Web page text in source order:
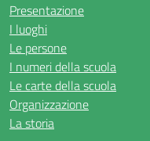
Presentazione
I luoghi
Le persone
I numeri della scuola
Le carte della scuola
Organizzazione
La storia